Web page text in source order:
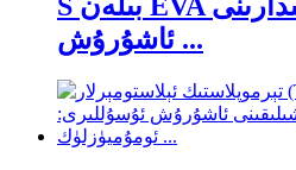
ئاشۇرۇش ...